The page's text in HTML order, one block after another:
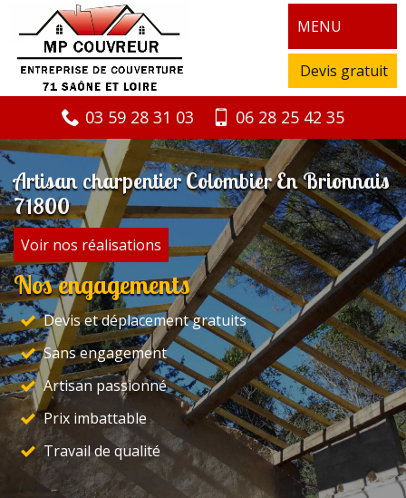
MENU
Devis gratuit
03 59 28 31 03 06 28 25 42 35
Artisan charpentier Colombier En Brionnais
71800
Voir nos réalisations
Nos engagements
Devis et déplacement gratuits
Sans engagement
Artisan passionné
Prix imbattable
Travail de qualité